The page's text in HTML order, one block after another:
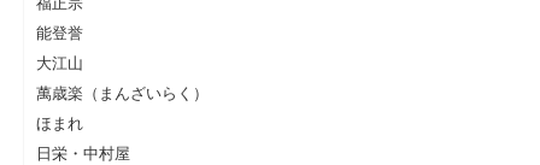
能登誉
大江山
萬歳楽（まんざいらく）
ほまれ
日栄・中村屋